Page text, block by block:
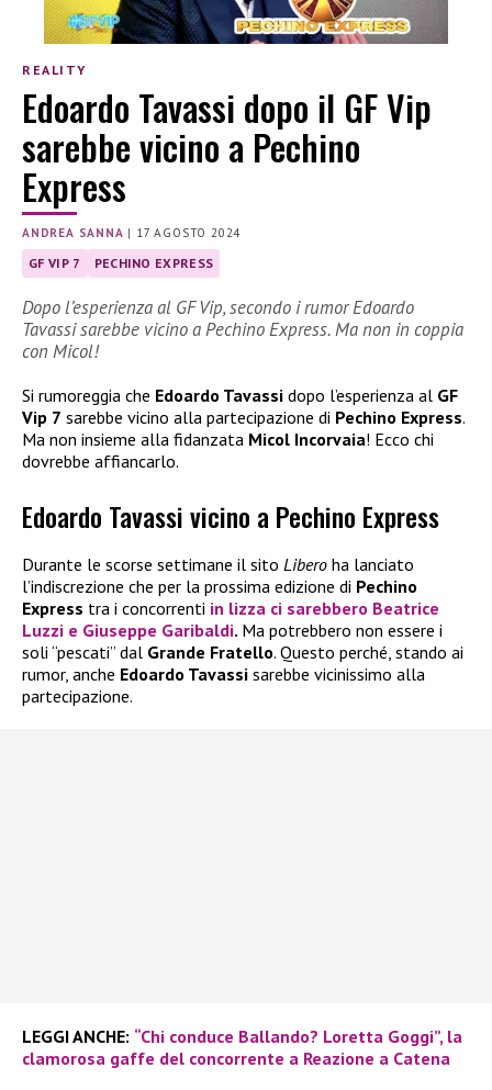
REALITY
Edoardo Tavassi dopo il GF Vip
sarebbe vicino a Pechino
Express
ANDREA SANNA | 17 AGOSTO 2024
GF VIP 7 PECHINO EXPRESS
Dopo l’esperienza al GF Vip, secondo i rumor Edoardo
Tavassi sarebbe vicino a Pechino Express. Ma non in coppia
con Micol!
Si rumoreggia che Edoardo Tavassi dopo l’esperienza al GF
Vip 7 sarebbe vicino alla partecipazione di Pechino Express.
Ma non insieme alla fidanzata Micol Incorvaia! Ecco chi
dovrebbe affiancarlo.
Edoardo Tavassi vicino a Pechino Express
Durante le scorse settimane il sito Libero ha lanciato
l’indiscrezione che per la prossima edizione di Pechino
Express tra i concorrenti in lizza ci sarebbero Beatrice
Luzzi e Giuseppe Garibaldi. Ma potrebbero non essere i
soli “pescati” dal Grande Fratello. Questo perché, stando ai
rumor, anche Edoardo Tavassi sarebbe vicinissimo alla
partecipazione.
LEGGI ANCHE: “Chi conduce Ballando? Loretta Goggi”, la
clamorosa gaffe del concorrente a Reazione a Catena